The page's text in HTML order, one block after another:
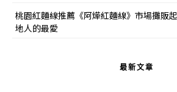
桃園紅麵線推薦《阿燁紅麵線》市場攤販
地人的最愛
最新文章